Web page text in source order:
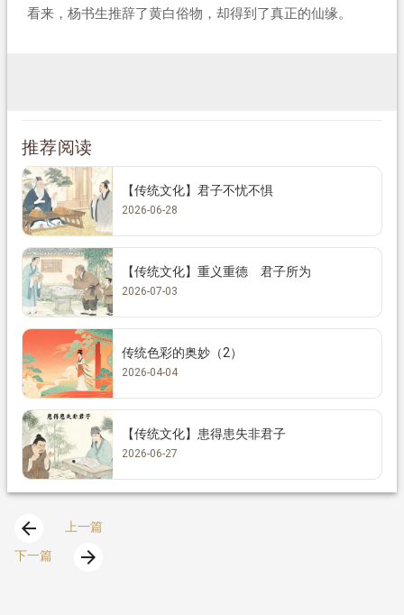
看来，杨书生推辞了黄白俗物，却得到了真正的仙缘。
推荐阅读
【传统文化】君子不忧不惧
2026-06-28
【传统文化】重义重德 君子所为
2026-07-03
传统色彩的奥妙（2）
2026-04-04
【传统文化】患得患失非君子
2026-06-27
arrow_back
上一篇
下一篇
arrow_forward